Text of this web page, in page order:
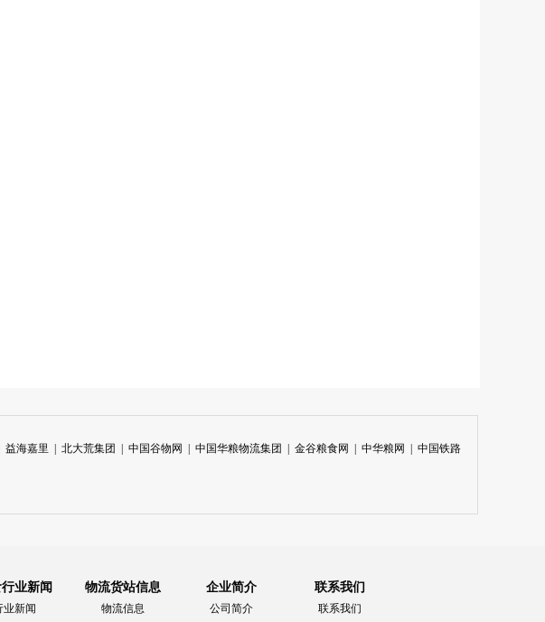
益海嘉里 北大荒集团 中国谷物网 中国华粮物流集团 金谷粮食网 中华粮网 中国铁路
业新闻
业新闻
物流货站信息
物流信息
企业简介
公司简介
联系我们
联系我们